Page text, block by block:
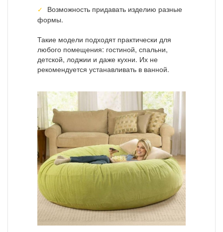
Возможность придавать изделию разные
формы.
Такие модели подходят практически для
любого помещения: гостиной, спальни,
детской, лоджии и даже кухни. Их не
рекомендуется устанавливать в ванной.